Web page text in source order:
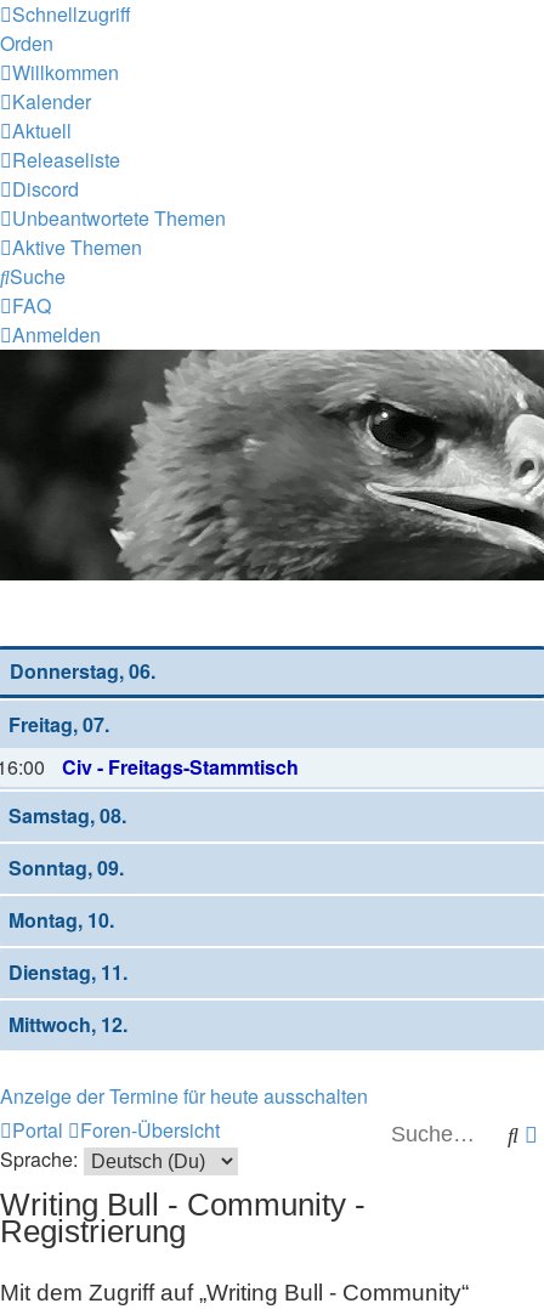
Schnellzugriff
Orden
Willkommen
Kalender
Aktuell
Releaseliste
Discord
Unbeantwortete Themen
Aktive Themen
Suche
FAQ
Anmelden
Donnerstag, 06.
Freitag, 07.
Civ - Freitags-Stammtisch
Samstag, 08.
Sonntag, 09.
Montag, 10.
Dienstag, 11.
Mittwoch, 12.
Anzeige der Termine für heute ausschalten
Portal
Foren-Übersicht
Sprache:
Writing Bull - Community -
Registrierung
Mit dem Zugriff auf „Writing Bull - Community“